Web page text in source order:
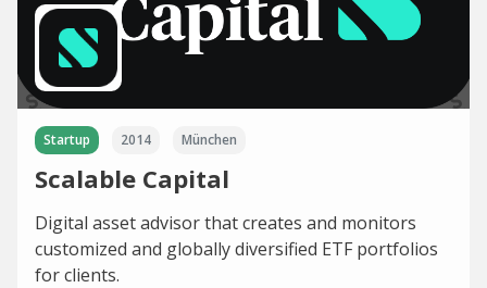
Startup 2014 München
Scalable Capital
Digital asset advisor that creates and monitors
customized and globally diversified ETF portfolios
for clients.